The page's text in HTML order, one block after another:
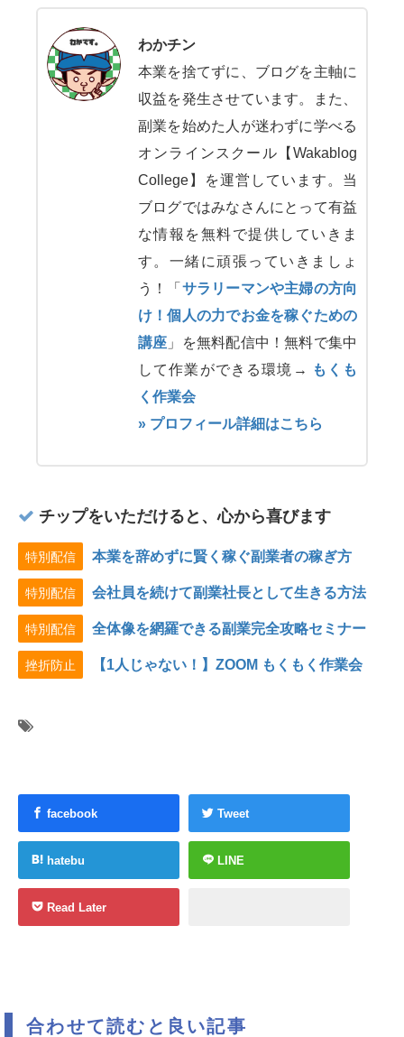
わかチン
本業を捨てずに、ブログを主軸に
収益を発生させています。また、
副業を始めた人が迷わずに学べる
オンラインスクール【Wakablog
College】を運営しています。当
ブログではみなさんにとって有益
な情報を無料で提供していきま
す。一緒に頑張っていきましょ
う！「 サラリーマンや主婦の方向
け！個人の力でお金を稼ぐための
講座 」を無料配信中！無料で集中
して作業ができる環境→
もくも
く作業会
» プロフィール詳細はこちら
チップをいただけると、心から喜びます
特別配信 本業を辞めずに賢く稼ぐ副業者の稼ぎ方
特別配信 会社員を続けて副業社長として生きる方法
特別配信 全体像を網羅できる副業完全攻略セミナー
挫折防止 【1人じゃない！】ZOOM もくもく作業会
facebook Tweet
hatebu LINE
Read Later
合わせて読むと良い記事